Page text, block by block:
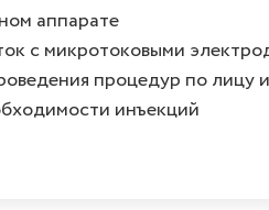
аппарате
с микротоковыми
процедур по лицу
инъекций